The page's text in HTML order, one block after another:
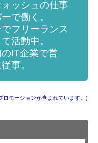
ッシュの仕事
で働く。
フリーランス
活動中。
IT企業で営
事。
ロモーションが含まれています。)